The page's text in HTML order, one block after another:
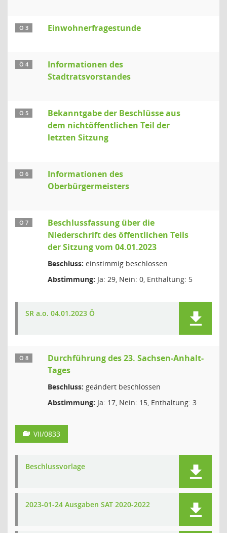
Ö 3 Einwohnerfragestunde
Ö 4
Informationen des
Stadtratsvorstandes
Ö 5
Bekanntgabe der Beschlüsse aus
dem nichtöffentlichen Teil der
letzten Sitzung
Ö 6
Informationen des
Oberbürgermeisters
Ö 7
Beschlussfassung über die
Niederschrift des öffentlichen Teils
der Sitzung vom 04.01.2023
Beschluss: einstimmig beschlossen
Abstimmung: Ja: 29, Nein: 0, Enthaltung: 5
SR a.o. 04.01.2023 Ö
Ö 8
Durchführung des 23. Sachsen-Anhalt-
Tages
Beschluss: geändert beschlossen
Abstimmung: Ja: 17, Nein: 15, Enthaltung: 3
VII/0833
Beschlussvorlage
2023-01-24 Ausgaben SAT 2020-2022